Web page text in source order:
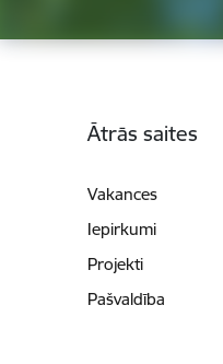
Ātrās saites
Vakances
Iepirkumi
Projekti
Pašvaldība